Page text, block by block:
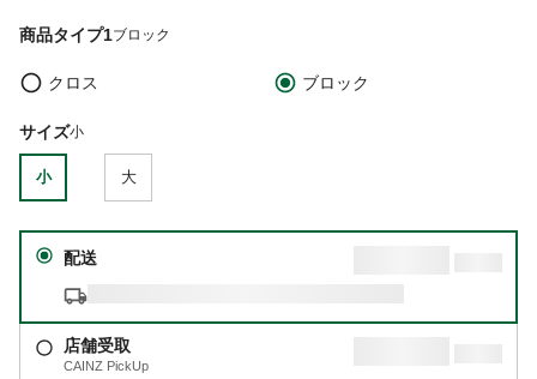
商品タイプ1ブロック
クロス ブロック
サイズ小
小 大
配送
店舗受取
CAINZ PickUp